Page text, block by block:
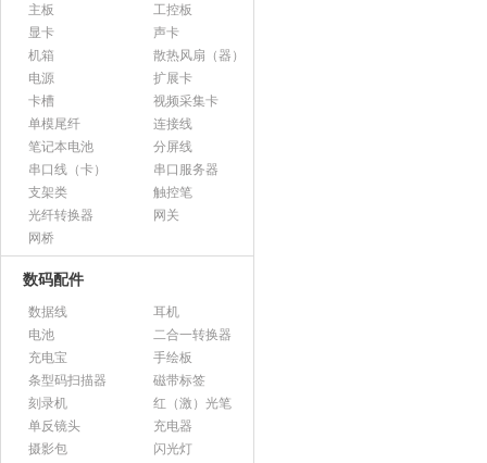
主板
工控板
显卡
声卡
机箱
散热风扇（器）
电源
扩展卡
卡槽
视频采集卡
单模尾纤
连接线
笔记本电池
分屏线
串口线（卡）
串口服务器
支架类
触控笔
光纤转换器
网关
网桥
数码配件
数据线
耳机
电池
二合一转换器
充电宝
手绘板
条型码扫描器
磁带标签
刻录机
红（激）光笔
单反镜头
充电器
摄影包
闪光灯